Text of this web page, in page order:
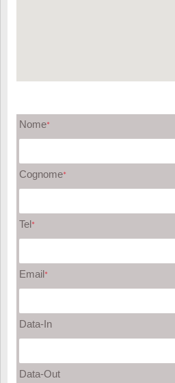
Nome*
Cognome*
Tel*
Email*
Data-In
Data-Out